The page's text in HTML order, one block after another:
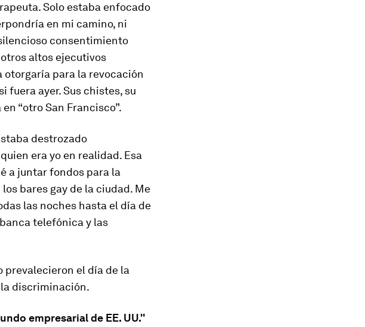
Solo estaba enfocado
en mi camino, ni
consentimiento
altos ejecutivos
para la revocación
fuera ayer. Sus chistes, su
“otro San Francisco”.
destrozado
era yo en realidad. Esa
a juntar fondos para la
bares gay de la ciudad. Me
las noches hasta el día de
telefónica y las
prevalecieron el día de la
discriminación.
empresarial de EE. UU."